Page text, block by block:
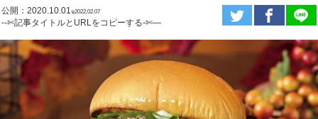
公開：2020.10.01ಇ2022.02.07
--✄記事タイトルとURLをコピーする-✄—